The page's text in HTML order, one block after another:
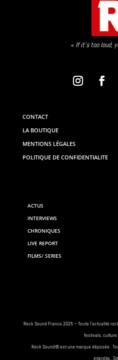
« If it’s too loud,
CONTACT
LA BOUTIQUE
MENTIONS LÉGALES
POLITIQUE DE CONFIDENTIALITE
ACTUS
INTERVIEWS
CHRONIQUES
LIVE REPORT
FILMS/ SERIES
Rock Sound France 2025 – Toute l’actualité
festivals,
Rock Sound® est une marque déposée.
interdite.